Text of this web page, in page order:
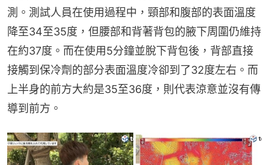
測。測試人員在使用過程中，頸部和腹部的表面溫度
降至34至35度，但腰部和背著背包的腋下周圍仍維持
在約37度。而在使用5分鐘並脫下背包後，背部直接
接觸到保冷劑的部分表面溫度冷卻到了32度左右。而
上半身的前方大約是35至36度，則代表涼意並沒有傳
導到前方。